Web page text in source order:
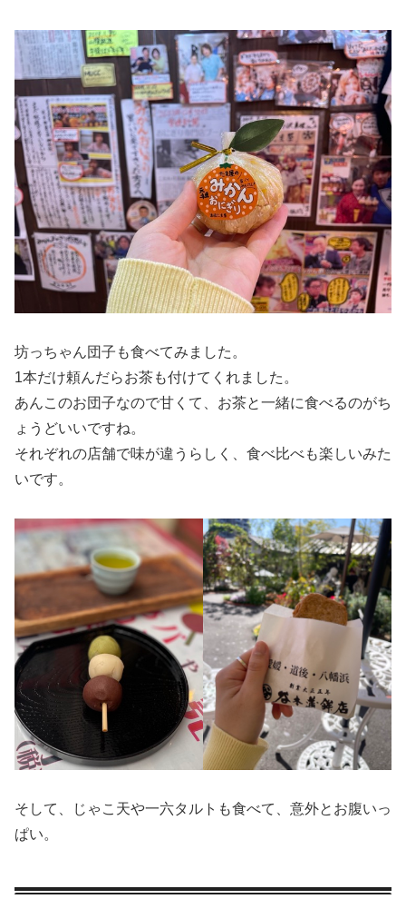
坊っちゃん団子も食べてみました。
1本だけ頼んだらお茶も付けてくれました。
あんこのお団子なので甘くて、お茶と一緒に食べるのがち
ょうどいいですね。
それぞれの店舗で味が違うらしく、食べ比べも楽しいみた
いです。
そして、じゃこ天や一六タルトも食べて、意外とお腹いっ
ぱい。